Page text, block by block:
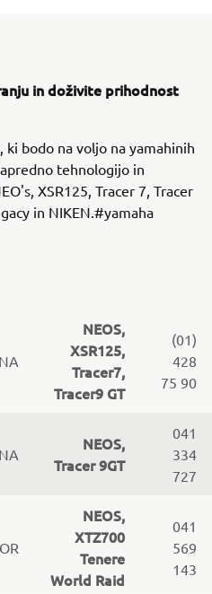
in doživite prihodnost
bodo na voljo na yamahinih
tehnologijo in
XSR125, Tracer 7, Tracer
in NIKEN.#yamaha
NEOS,
XSR125,
Tracer7,
Tracer9 GT
(01)
428
75 90
NEOS,
Tracer 9GT
041
334
727
NEOS,
XTZ700
Tenere
World Raid
041
569
143